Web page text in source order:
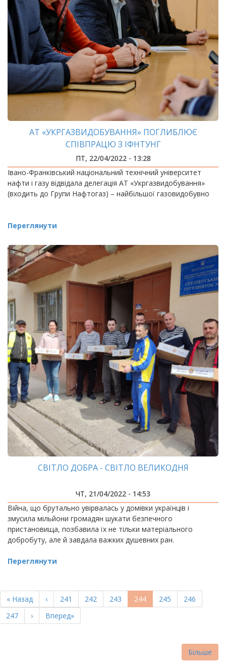
АТ «УКРГАЗВИДОБУВАННЯ» ПОГЛИБЛЮЄ
СПІВПРАЦЮ З ІФНТУНГ
ПТ, 22/04/2022 - 13:28
Івано-Франківський національний технічний університет
нафти і газу відвідала делегація АТ «Укргазвидобування»
(входить до Групи Нафтогаз) – найбільшої газовидобувно
Переглянути
СВІТЛО ДОБРА - СВІТЛО ВЕЛИКОДНЯ
ЧТ, 21/04/2022 - 14:53
Війна, що брутально увірвалась у домівки українців і
змусила мільйони громадян шукати безпечного
пристановища, позбавила їх не тільки матеріального
добробуту, але й завдала важких душевних ран.
Переглянути
НА
СТОРІНКИ
Перша
сторінка
« Назад
Попередня
сторінка
‹ Page
241 Page
242 Page
243
Поточна
сторінка
244 Page
245 Page
246
Page
247
Наступна
сторінка
›
Остання
сторінка
Вперед»
Більше